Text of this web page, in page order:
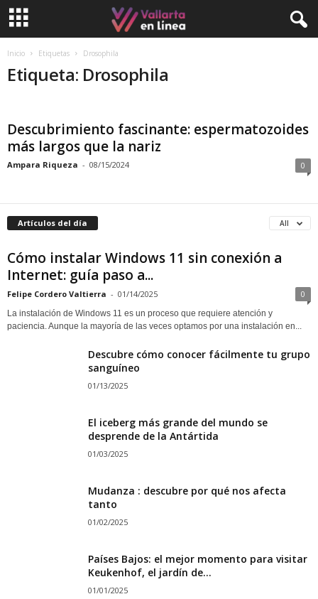
Inicio Etiquetas Drosophila
Etiqueta: Drosophila
Descubrimiento fascinante: espermatozoides
más largos que la nariz
Ampara Riqueza - 08/15/2024 0
Artículos del día All
Cómo instalar Windows 11 sin conexión a
Internet: guía paso a...
Felipe Cordero Valtierra - 01/14/2025 0
La instalación de Windows 11 es un proceso que requiere atención y
paciencia. Aunque la mayoría de las veces optamos por una instalación en...
Descubre cómo conocer fácilmente tu grupo
sanguíneo
01/13/2025
El iceberg más grande del mundo se
desprende de la Antártida
01/03/2025
Mudanza : descubre por qué nos afecta
tanto
01/02/2025
Países Bajos: el mejor momento para visitar
Keukenhof, el jardín de...
01/01/2025